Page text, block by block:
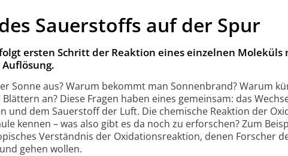
Sauerstoffs auf der Spur
ersten Schritt der Reaktion eines einzelnen Moleküls
Sonne aus? Warum bekommt man Sonnenbrand? Warum
an? Diese Fragen haben eines gemeinsam: das
und dem Sauerstoff der Luft. Die chemische Reaktion der
kennen – was also gibt es da noch zu erforschen? Zum
Verständnis der Oxidations­reaktion, denen Forscher
gehen wollen.